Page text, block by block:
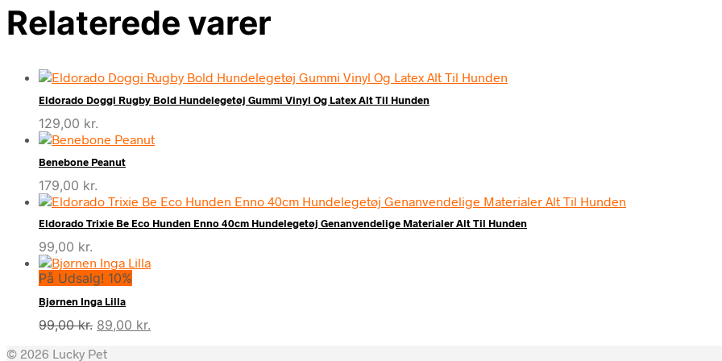
Relaterede varer
Eldorado Doggi Rugby Bold Hundelegetøj Gummi Vinyl Og Latex Alt Til Hunden
129,00 kr.
Benebone Peanut
179,00 kr.
Eldorado Trixie Be Eco Hunden Enno 40cm Hundelegetøj Genanvendelige Materialer Alt Til Hunden
99,00 kr.
På Udsalg! 10%
Bjørnen Inga Lilla
99,00kr. Den
pris
89,00 kr.
© 2026 Lucky Pet